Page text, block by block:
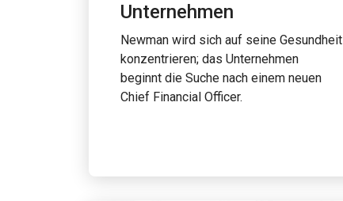
Unternehmen
Newman wird sich auf seine Gesundheit
konzentrieren; das Unternehmen
beginnt die Suche nach einem neuen
Chief Financial Officer.